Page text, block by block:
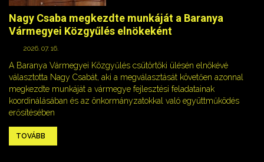
Nagy Csaba megkezdte munkáját a Baranya
Vármegyei Közgyűlés elnökeként
2026. 07. 16.
A Baranya Vármegyei Közgyűlés csütörtöki ülésén elnökévé
választotta Nagy Csabát, aki a megválasztását követően azonnal
megkezdte munkáját a vármegye fejlesztési feladatainak
koordinálásában és az önkormányzatokkal való együttműködés
erősítésében
TOVÁBB